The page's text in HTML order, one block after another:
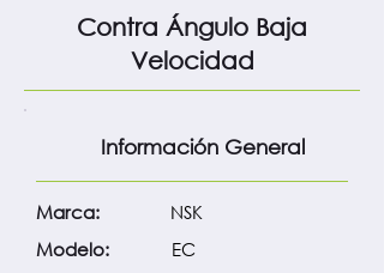
Contra Ángulo Baja
Velocidad
Información General
Marca:
NSK
Modelo:
EC